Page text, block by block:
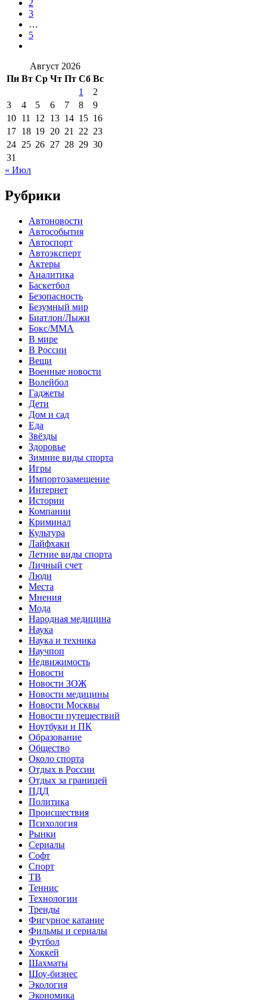
2
3
…
5
Август 2026
Пн Вт Ср Чт Пт Сб Вс
1
2
3
4 5 6 7 8
9
10 11 12 13 14 15 16
17 18 19 20 21 22 23
24 25 26 27 28 29 30
31
« Июл
Рубрики
Автоновости
Автособытия
Автоспорт
Автоэксперт
Актеры
Аналитика
Баскетбол
Безопасность
Безумный мир
Биатлон/Лыжи
Бокс/MMA
В мире
В России
Вещи
Военные новости
Волейбол
Гаджеты
Дети
Дом и сад
Еда
Звёзды
Здоровье
Зимние виды спорта
Игры
Импортозамещение
Интернет
Истории
Компании
Криминал
Культура
Лайфхаки
Летние виды спорта
Личный счет
Люди
Места
Мнения
Мода
Народная медицина
Наука
Наука и техника
Научпоп
Недвижимость
Новости
Новости ЗОЖ
Новости медицины
Новости Москвы
Новости путешествий
Ноутбуки и ПК
Образование
Общество
Около спорта
Отдых в России
Отдых за границей
ПДД
Политика
Происшествия
Психология
Рынки
Сериалы
Софт
Спорт
ТВ
Теннис
Технологии
Тренды
Фигурное катание
Фильмы и сериалы
Футбол
Хоккей
Шахматы
Шоу-бизнес
Экология
Экономика